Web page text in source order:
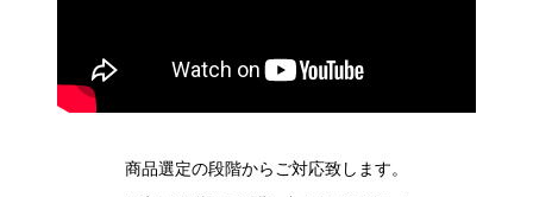
商品選定の段階からご対応致します。